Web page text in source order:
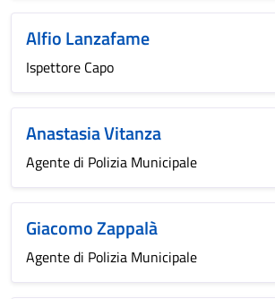
Alfio Lanzafame
Ispettore Capo
Anastasia Vitanza
Agente di Polizia Municipale
Giacomo Zappalà
Agente di Polizia Municipale